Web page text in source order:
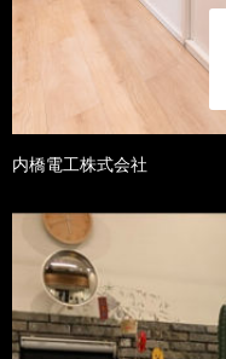
内橋電工株式会社